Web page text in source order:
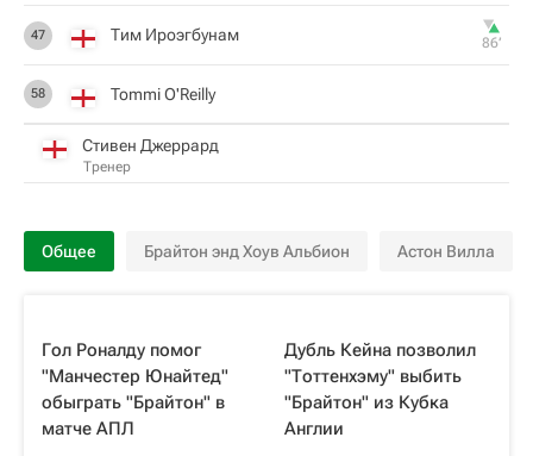
47 Тим Ироэгбунам 86‎’‎
58 Tommi O'Reilly
Стивен Джеррард
Тренер
Общее Брайтон энд Хоув Альбион Астон Вилла
Гол Роналду помог
"Манчестер Юнайтед"
обыграть "Брайтон" в
матче АПЛ
Дубль Кейна позволил
"Тоттенхэму" выбить
"Брайтон" из Кубка
Англии